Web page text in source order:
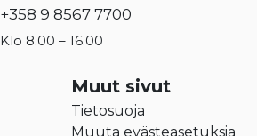
+358 9 8567 7700
Klo 8.00 – 16.00
Muut sivut
Tietosuoja
Muuta evästeasetuksia